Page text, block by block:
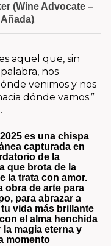
(Wine Advocate –
.
aquel que, sin
nos
venimos y nos
dónde vamos.”
es una chispa
capturada en
de la
que brota de la
la trata con amor.
obra de arte para
para abrazar a
vida más brillante
el alma henchida
magia eterna y
momento